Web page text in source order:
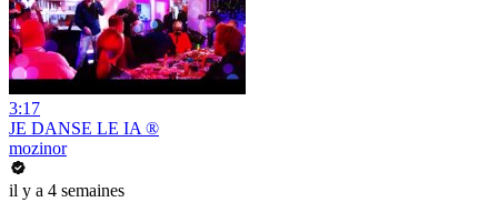
3:17
JE DANSE LE IA ®
mozinor
il y a 4 semaines